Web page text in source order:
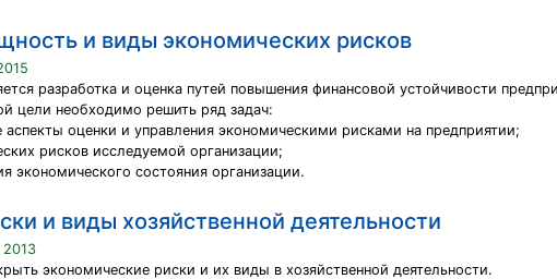
и виды экономических рисков
разработка и оценка путей повышения финансовой устойчивости
цели необходимо решить ряд задач:
аспекты оценки и управления экономическими рисками на предприятии;
рисков исследуемой организации;
экономического состояния организации.
и виды хозяйственной деятельности
2013
экономические риски и их виды в хозяйственной деятельности.